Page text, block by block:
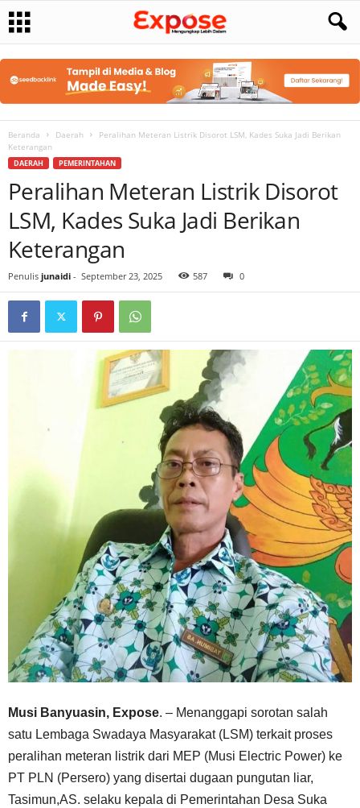
Beranda Daerah
Peralihan Meteran Listrik Disorot LSM, Kades Suka Jadi Berikan
Keterangan
DAERAH PEMERINTAHAN
Peralihan Meteran Listrik Disorot
LSM, Kades Suka Jadi Berikan
Keterangan
Penulis junaidi - September 23, 2025 587 0
Musi Banyuasin, Expose. – Menanggapi sorotan salah
satu Lembaga Swadaya Masyarakat (LSM) terkait proses
peralihan meteran listrik dari MEP (Musi Electric Power) ke
PT PLN (Persero) yang disertai dugaan pungutan liar,
Tasimun,AS. selaku kepala di Pemerintahan Desa Suka